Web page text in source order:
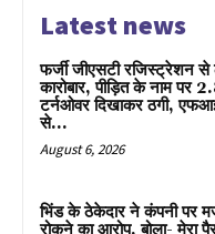
Latest news
फर्जी जीएसटी रजिस्ट्रेशन से
कारोबार, पीड़ित के नाम पर
टर्नओवर दिखाकर ठगी,
से...
August 6, 2026
भिंड के ठेकेदार ने कंपनी पर
रोकने का आरोप, बोला- मेरा